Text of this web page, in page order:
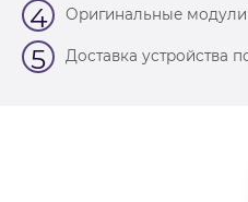
4 Оригинальные модули
5 Доставка устройства